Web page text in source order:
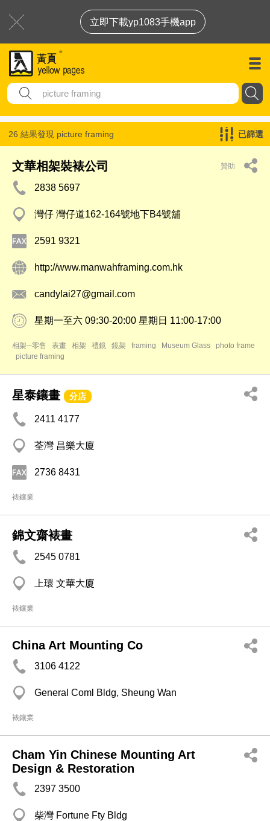
立即下載yp1083手機app
26 結果發現 picture framing 已篩選
文華相架裝裱公司 贊助
2838 5697
灣仔 灣仔道162-164號地下B4號舖
2591 9321
http://www.manwahframing.com.hk
candylai27@gmail.com
星期一至六 09:30-20:00 星期日 11:00-17:00
相架─零售 表畫 相架 禮鏡 鏡架 framing Museum Glass
photo frame
picture framing
星泰鑲畫 分店
2411 4177
荃灣 昌樂大廈
2736 8431
裱鑲業
錦文齋裱畫
2545 0781
上環 文華大廈
裱鑲業
China Art Mounting Co
3106 4122
General Coml Bldg, Sheung Wan
裱鑲業
Cham Yin Chinese Mounting Art
Design & Restoration
2397 3500
柴灣 Fortune Fty Bldg